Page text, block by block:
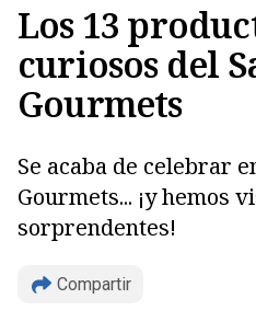
Los 13
curiosos del
Gourmets
Se acaba de celebrar
Gourmets... ¡y hemos
sorprendentes!
Compartir